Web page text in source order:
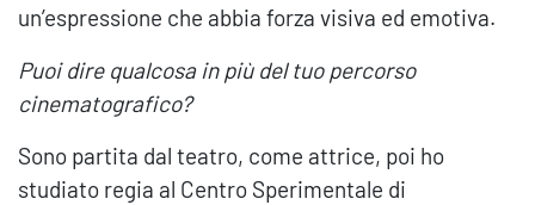
un’espressione che abbia forza visiva ed emotiva.
Puoi dire qualcosa in più del tuo percorso
cinematografico?
Sono partita dal teatro, come attrice, poi ho
studiato regia al Centro Sperimentale di